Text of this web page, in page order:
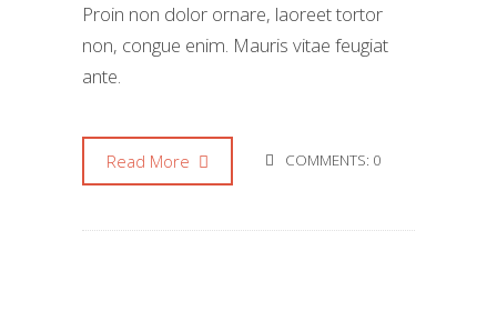
Proin non dolor ornare, laoreet tortor
non, congue enim. Mauris vitae feugiat
ante.
Read More COMMENTS: 0